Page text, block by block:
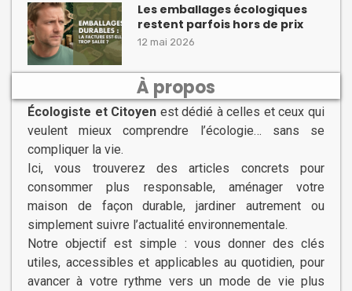
Les emballages écologiques
restent parfois hors de prix
12 mai 2026
À propos
Écologiste et Citoyen est dédié à celles et ceux qui
veulent mieux comprendre l’écologie… sans se
compliquer la vie.
Ici, vous trouverez des articles concrets pour
consommer plus responsable, aménager votre
maison de façon durable, jardiner autrement ou
simplement suivre l’actualité environnementale.
Notre objectif est simple : vous donner des clés
utiles, accessibles et applicables au quotidien, pour
avancer à votre rythme vers un mode de vie plus